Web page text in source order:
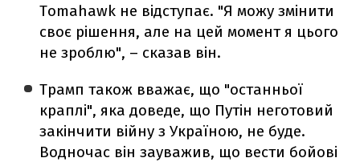
Tomahawk не відступає. "Я можу змінити
своє рішення, але на цей момент я цього
не зроблю", – сказав він.
Трамп також вважає, що "останньої
краплі", яка доведе, що Путін неготовий
закінчити війну з Україною, не буде.
Водночас він зауважив, що вести бойові